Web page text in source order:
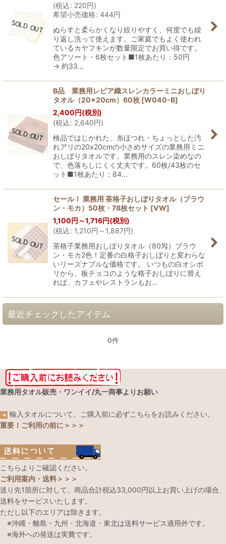
(税込: 220円)
希望小売価格: 444円
ぬらすと柔らかくなり絞りやすく、何度でも繰
り返し洗って使えます。ご家庭でもよく使われ
ているカヤフキンが数量限定でお買い得です。
色アソート・6枚セット■1枚あたり：50円
→ 約33…
B品 業務用レピア織スレンカラーミニおしぼり
タオル（20×20cm）60枚 [W040-B]
2,400円(税別)
(税込: 2,640円)
検品ではじかれた、糸ほつれ・ちょっとした汚
れアリの20x20cmの小さめサイズの業務用ミニ
おしぼりタオルです。業務用のスレン染めなの
で、色落ちしにくく丈夫です。60枚/43枚のセ
ット■1枚あたり：84…
セール！ 業務用 茶格子おしぼりタオル（ブラウ
ン・モカ）50枚・78枚セット [VW]
1,100円 ～1,716円(税別)
(税込: 1,210円 ～1,887円)
茶格子業務用おしぼりタオル（80匁）ブラウ
ン・モカ2色！定番の白格子おしぼりと変わらな
いリーズナブルな価格です。 いつもの白オシボ
リから、板チョコのような格子おしぼりに替え
れば、カフェやレストランもお…
最近チェックしたアイテム
0件
業務用タオル販売・ワンイイ/丸一商事よりお願い
輸入タオルについて、ご購入前に必ずこちらをお読みください。
重要！ご利用の前に＞＞＞
こちらよりご確認ください。
ご利用案内・送料＞＞＞
送り先1箇所に対して、商品合計税込33,000円以上お買い上げの場合、
送料をサービスいたします。
ただし以下のエリアは除きます。
※沖縄・離島・九州・北海道・東北は送料サービス適用外です。
※海外への発送は実費です。